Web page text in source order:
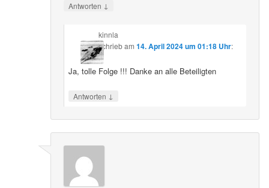
Antworten ↓
kinnla
schriebam 14. April 2024 um 01:18 Uhr:
Ja, tolle Folge !!! Danke an alle Beteiligten
Antworten ↓